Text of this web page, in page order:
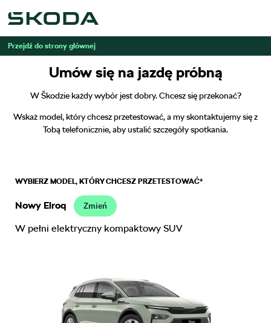
Przejdź do strony głównej
Umów się na jazdę próbną
W Škodzie każdy wybór jest dobry. Chcesz się przekonać?
Wskaż model, który chcesz przetestować, a my skontaktujemy się z
Tobą telefonicznie, aby ustalić szczegóły spotkania.
WYBIERZ MODEL, KTÓRY CHCESZ PRZETESTOWAĆ*
Nowy Elroq Zmień
W pełni elektryczny kompaktowy SUV